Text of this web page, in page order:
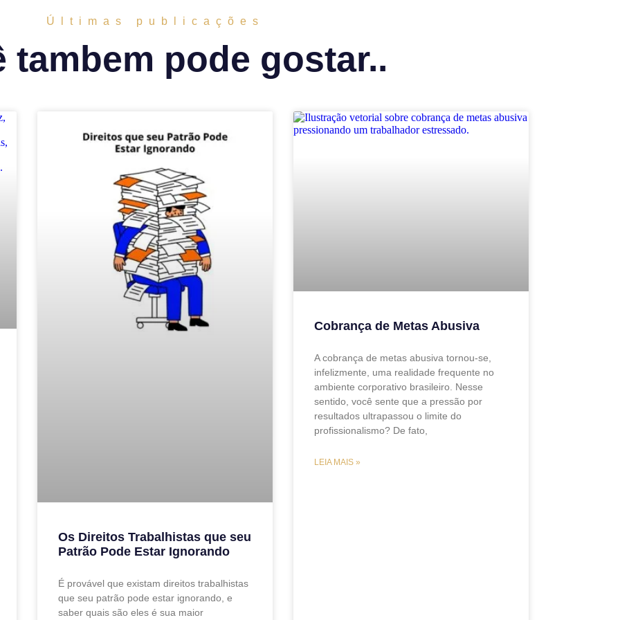
Últimas publicações
tambem pode gostar..
Os Direitos Trabalhistas que seu
Patrão Pode Estar Ignorando
É provável que existam direitos trabalhistas
que seu patrão pode estar ignorando, e
saber quais são eles é sua maior
Cobrança de Metas Abusiva
A cobrança de metas abusiva tornou-se,
infelizmente, uma realidade frequente no
ambiente corporativo brasileiro. Nesse
sentido, você sente que a pressão por
resultados ultrapassou o limite do
profissionalismo? De fato,
LEIA MAIS »